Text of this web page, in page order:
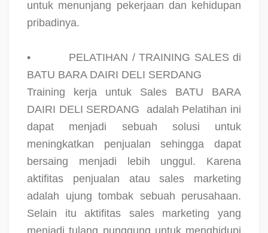
untuk menunjang pekerjaan dan kehidupan
pribadinya.
•
PELATIHAN / TRAINING SALES di
BATU BARA DAIRI DELI SERDANG
Training kerja untuk Sales BATU BARA
DAIRI DELI SERDANG
adalah Pelatihan ini
dapat menjadi sebuah solusi untuk
meningkatkan penjualan sehingga dapat
bersaing menjadi lebih unggul. Karena
aktifitas penjualan atau sales marketing
adalah ujung tombak sebuah perusahaan.
Selain itu aktifitas sales marketing yang
menjadi tulang punggung untuk menghidupi